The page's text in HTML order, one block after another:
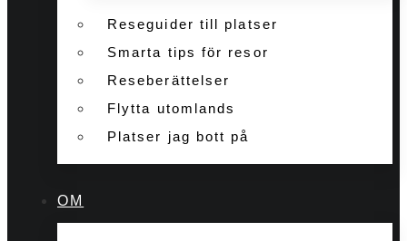
Reseguider till platser
Smarta tips för resor
Reseberättelser
Flytta utomlands
Platser jag bott på
OM